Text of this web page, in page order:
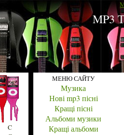
MP3
C
МЕНЮ САЙТУ
Музика
Нові mp3 пісні
Кращі пісні
Альбоми музики
Кращі альбоми